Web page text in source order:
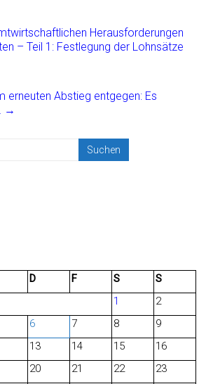
t
e
n
Herausforderungen
– Teil 1: Festlegung der Lohnsätze
erneuten Abstieg entgegen: Es
→
D F S
S
1
2
6 7 8
9
13 14 15
16
20 21 22
23